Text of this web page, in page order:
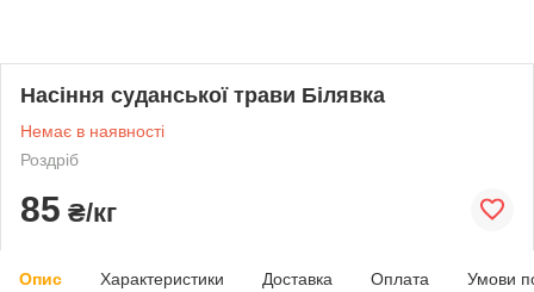
Насіння суданської трави Білявка
Немає в наявності
Роздріб
85 ₴/кг
Опис Характеристики Доставка Оплата Умови